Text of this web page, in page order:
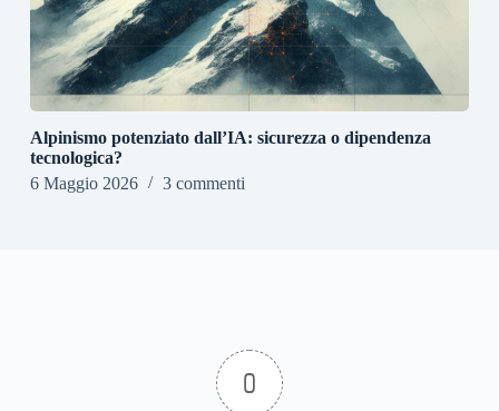
Alpinismo potenziato dall’IA: sicurezza o dipendenza
tecnologica?
6 Maggio 2026
3 commenti
0